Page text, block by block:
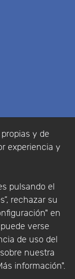
y de
experiencia y
pulsando el
rechazar su
en
verse
de uso del
nuestra
información".
Privacidad |
Software